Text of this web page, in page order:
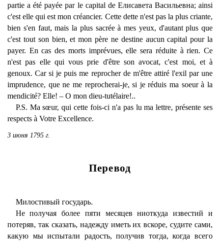
partie a été payée par le capital de Елисавета Васильевна; ainsi
c'est elle qui est mon créancier. Cette dette n'est pas la plus criante,
bien s'en faut, mais la plus sacrée à mes yeux, d'autant plus que
c'est tout son bien, et mon père ne destine aucun capital pour la
payer. En cas des morts imprévues, elle sera réduite à rien. Ce
n'est pas elle qui vous prie d'être son avocat, c'est moi, et à
genoux. Car si je puis me reprocher de m'être attiré l'exil par une
imprudence, que ne me reprocherai-je, si je réduis ma soeur à la
mendicité? Elle! – О mon dieu-tutélaire!..
P.S. Ma sœur, qui cette fois-ci n'a pas lu ma lettre, présente ses
respects à Votre Excellence.
3 июня 1795 г.
Перевод
Милостивый государь.
Не получая более пяти месяцев ниоткуда известий и
потеряв, так сказать, надежду иметь их вскоре, судите сами,
какую мы испытали радость, получив тогда, когда всего